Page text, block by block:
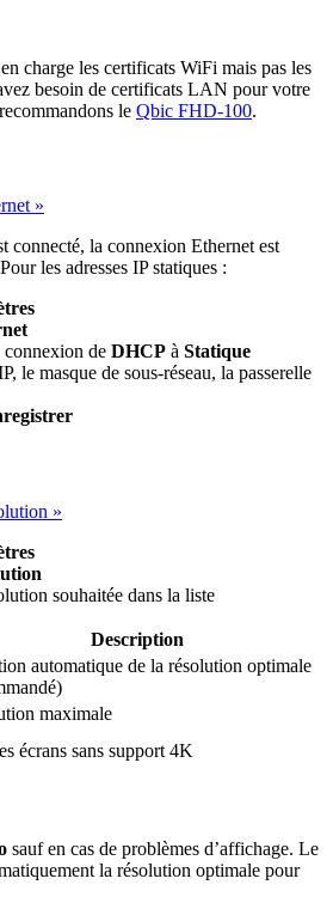
charge les certificats WiFi mais pas les
besoin de certificats LAN pour votre
le Qbic FHD-100.
»
connecté, la connexion Ethernet est
les adresses IP statiques :
connexion de DHCP à Statique
le masque de sous-réseau, la passerelle
»
souhaitée dans la liste
Description
automatique de la résolution optimale
maximale
écrans sans support 4K
sauf en cas de problèmes d’affichage. Le
la résolution optimale pour